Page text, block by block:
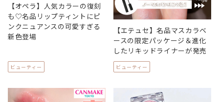
【オペラ】人気カラーの復刻
も♡名品リップティントにピ
ンクニュアンスの可愛すぎる
新色登場
ビューティー
【エテュセ】名品マスカラベ
ースの限定パッケージ＆進化
したリキッドライナーが発売
ビューティー